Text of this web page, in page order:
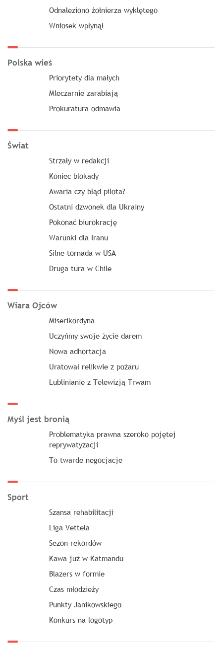
Odnaleziono żołnierza wyklętego
Wniosek wpłynął
Polska wieś
Priorytety dla małych
Mleczarnie zarabiają
Prokuratura odmawia
Świat
Strzały w redakcji
Koniec blokady
Awaria czy błąd pilota?
Ostatni dzwonek dla Ukrainy
Pokonać biurokrację
Warunki dla Iranu
Silne tornada w USA
Druga tura w Chile
Wiara Ojców
Miserikordyna
Uczyńmy swoje życie darem
Nowa adhortacja
Uratował relikwie z pożaru
Lublinianie z Telewizją Trwam
Myśl jest bronią
Problematyka prawna szeroko pojętej
reprywatyzacji
To twarde negocjacje
Sport
Szansa rehabilitacji
Liga Vettela
Sezon rekordów
Kawa już w Katmandu
Blazers w formie
Czas młodzieży
Punkty Janikowskiego
Konkurs na logotyp